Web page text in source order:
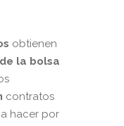
obtienen
la bolsa
contratos
hacer por